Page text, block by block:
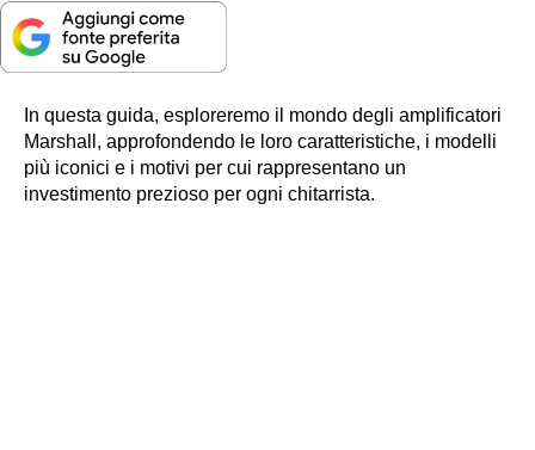
In questa guida, esploreremo il mondo degli amplificatori
Marshall, approfondendo le loro caratteristiche, i modelli
più iconici e i motivi per cui rappresentano un
investimento prezioso per ogni chitarrista.